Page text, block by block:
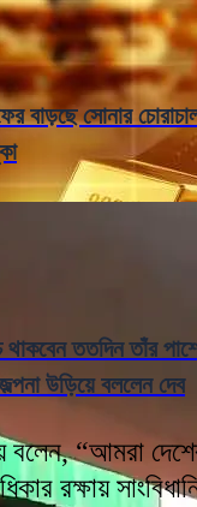
বাড়ছে সোনার
থাকবেন ততদিন তাঁর
উড়িয়ে বললেন দেব
বলেন, “আমরা
রক্ষায়